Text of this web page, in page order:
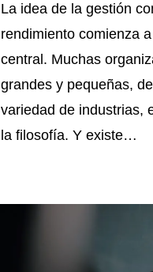
La idea de la gestión
rendimiento comienza
central. Muchas
grandes y pequeñas,
variedad de industrias,
la filosofía. Y existe…